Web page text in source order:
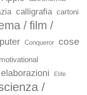
calligrafia cartoni
/ film /
Conqueror
cose
elaborazioni Elite
/